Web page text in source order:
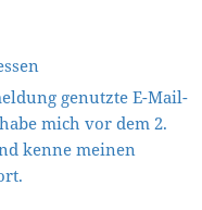
genutzte E-Mail-
mich vor dem 2.
kenne meinen